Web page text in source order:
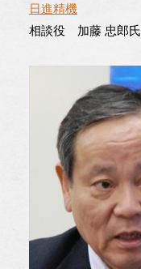
日進精機
相談役 加藤 忠郎氏